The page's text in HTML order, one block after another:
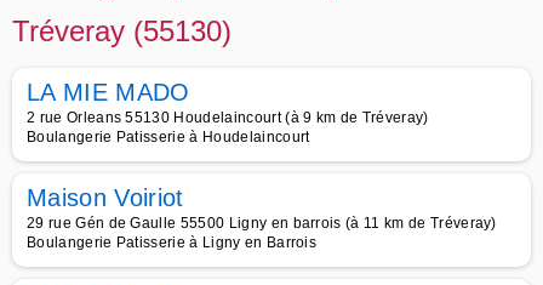
Tréveray (55130)
LA MIE MADO
2 rue Orleans 55130 Houdelaincourt (à 9 km de Tréveray)
Boulangerie Patisserie à Houdelaincourt
Maison Voiriot
29 rue Gén de Gaulle 55500 Ligny en barrois (à 11 km de Tréveray)
Boulangerie Patisserie à Ligny en Barrois